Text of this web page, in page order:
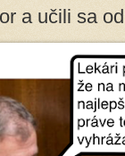
a učili sa